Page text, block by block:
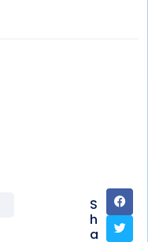
S
h
a